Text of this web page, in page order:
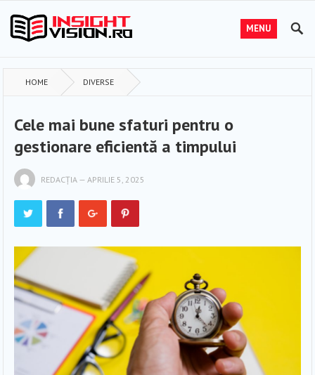
MENU
HOME DIVERSE
Cele mai bune sfaturi pentru o
gestionare eficientă a timpului
REDACȚIA —APRILIE 5, 2025